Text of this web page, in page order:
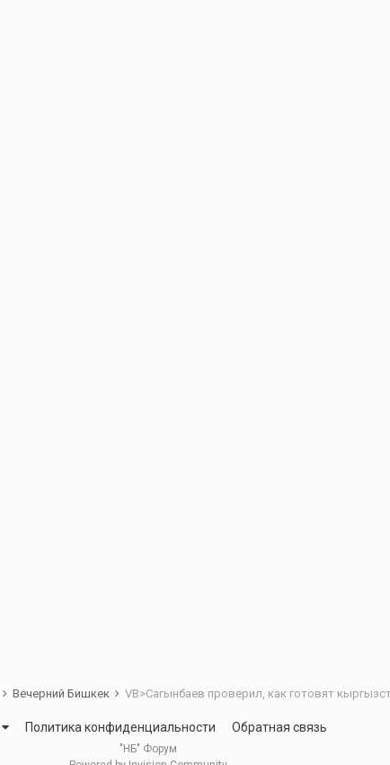
Вечерний Бишкек VB>Сагынбаев проверил, как готовят
Политика конфиденциальности Обратная связь
"НБ" Форум